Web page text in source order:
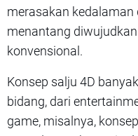
merasakan
menantang
konvensional.
Konsep salju 4D
bidang, dari
game, misalnya,